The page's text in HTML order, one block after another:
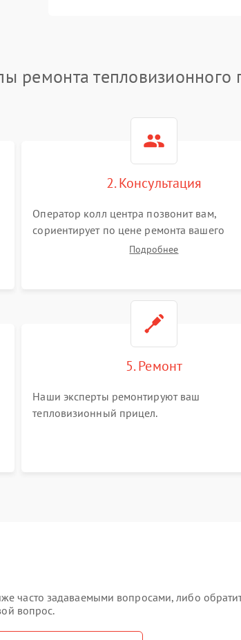
ремонта тепловизионного
2. Консультация
Оператор колл центра позвонит вам,
сориентирует по цене ремонта вашего
тепловизионного прицела а также ответит
Подробнее
5. Ремонт
Наши эксперты ремонтируют ваш
тепловизионный прицел.
часто задаваемыми вопросами, либо
вопрос.